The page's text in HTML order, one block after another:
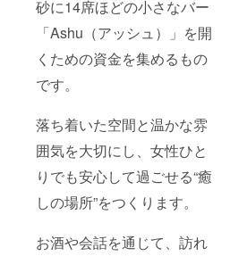
砂に14席ほどの小さなバー
「Ashu（アッシュ）」を開
くための資金を集めるもの
です。
落ち着いた空間と温かな雰
囲気を大切にし、女性ひと
りでも安心して過ごせる“癒
しの場所”をつくります。
お酒や会話を通じて、訪れ